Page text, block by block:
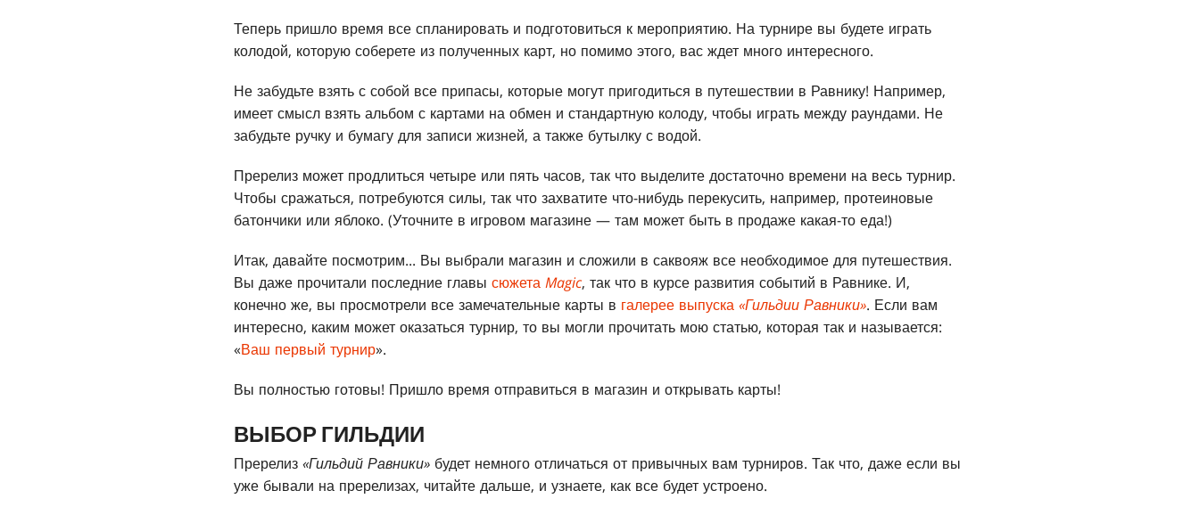
Теперь пришло время все спланировать и подготовиться к мероприятию. На турнире вы будете играть
колодой, которую соберете из полученных карт, но помимо этого, вас ждет много интересного.
Не забудьте взять с собой все припасы, которые могут пригодиться в путешествии в Равнику! Например,
имеет смысл взять альбом с картами на обмен и стандартную колоду, чтобы играть между раундами. Не
забудьте ручку и бумагу для записи жизней, а также бутылку с водой.
Пререлиз может продлиться четыре или пять часов, так что выделите достаточно времени на весь турнир.
Чтобы сражаться, потребуются силы, так что захватите что-нибудь перекусить, например, протеиновые
батончики или яблоко. (Уточните в игровом магазине — там может быть в продаже какая-то еда!)
Итак, давайте посмотрим... Вы выбрали магазин и сложили в саквояж все необходимое для путешествия.
Вы даже прочитали последние главы сюжета Magic, так что в курсе развития событий в Равнике. И,
конечно же, вы просмотрели все замечательные карты в галерее выпуска «Гильдии Равники». Если вам
интересно, каким может оказаться турнир, то вы могли прочитать мою статью, которая так и называется:
«Ваш первый турнир».
Вы полностью готовы! Пришло время отправиться в магазин и открывать карты!
ВЫБОР ГИЛЬДИИ
Пререлиз «Гильдий Равники» будет немного отличаться от привычных вам турниров. Так что, даже если вы
уже бывали на пререлизах, читайте дальше, и узнаете, как все будет устроено.